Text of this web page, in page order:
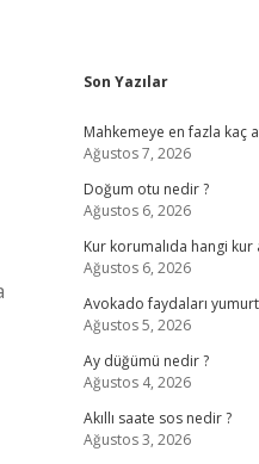
Sidebar
Son Yazılar
Mahkemeye en fazla kaç
Ağustos 7, 2026
Doğum otu nedir ?
Ağustos 6, 2026
Kur korumalıda hangi kur
Ağustos 6, 2026
Avokado faydaları
Ağustos 5, 2026
Ay düğümü nedir ?
Ağustos 4, 2026
Akıllı saate sos nedir ?
Ağustos 3, 2026
betcivdcasino giriş